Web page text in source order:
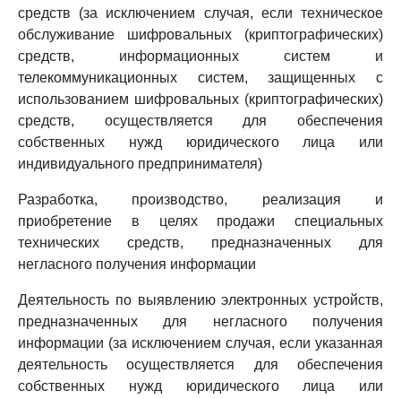
средств (за исключением случая, если техническое
обслуживание шифровальных (криптографических)
средств, информационных систем и
телекоммуникационных систем, защищенных с
использованием шифровальных (криптографических)
средств, осуществляется для обеспечения
собственных нужд юридического лица или
индивидуального предпринимателя)
Разработка, производство, реализация и
приобретение в целях продажи специальных
технических средств, предназначенных для
негласного получения информации
Деятельность по выявлению электронных устройств,
предназначенных для негласного получения
информации (за исключением случая, если указанная
деятельность осуществляется для обеспечения
собственных нужд юридического лица или